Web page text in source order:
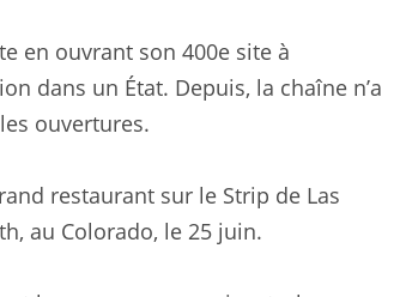
en ouvrant son 400e site à
dans un État. Depuis, la chaîne n’a
ouvertures.
restaurant sur le Strip de Las
au Colorado, le 25 juin.